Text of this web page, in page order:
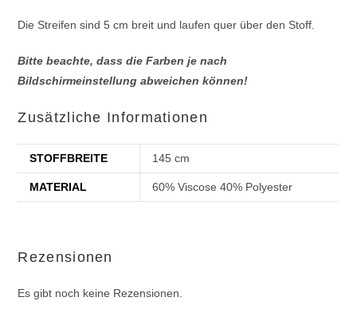
Die Streifen sind 5 cm breit und laufen quer über den Stoff.
Bitte beachte, dass die Farben je nach
Bildschirmeinstellung abweichen können!
Zusätzliche Informationen
STOFFBREITE 145 cm
MATERIAL 60% Viscose 40% Polyester
Rezensionen
Es gibt noch keine Rezensionen.